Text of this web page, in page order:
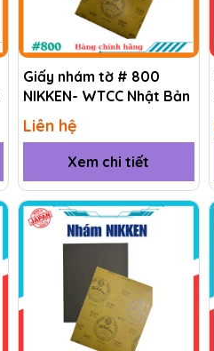
Giấy nhám tờ # 800
NIKKEN- WTCC Nhật Bản
Liên hệ
Xem chi tiết